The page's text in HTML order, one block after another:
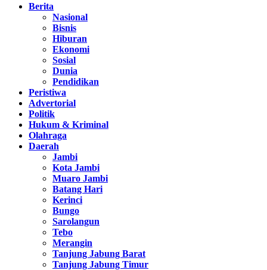
Berita
Nasional
Bisnis
Hiburan
Ekonomi
Sosial
Dunia
Pendidikan
Peristiwa
Advertorial
Politik
Hukum & Kriminal
Olahraga
Daerah
Jambi
Kota Jambi
Muaro Jambi
Batang Hari
Kerinci
Bungo
Sarolangun
Tebo
Merangin
Tanjung Jabung Barat
Tanjung Jabung Timur